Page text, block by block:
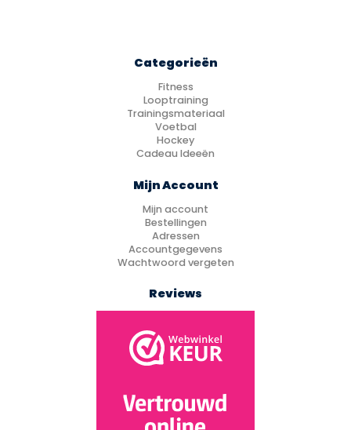
Categorieën
Fitness
Looptraining
Trainingsmateriaal
Voetbal
Hockey
Cadeau Ideeën
Mijn Account
Mijn account
Bestellingen
Adressen
Accountgegevens
Wachtwoord vergeten
Reviews